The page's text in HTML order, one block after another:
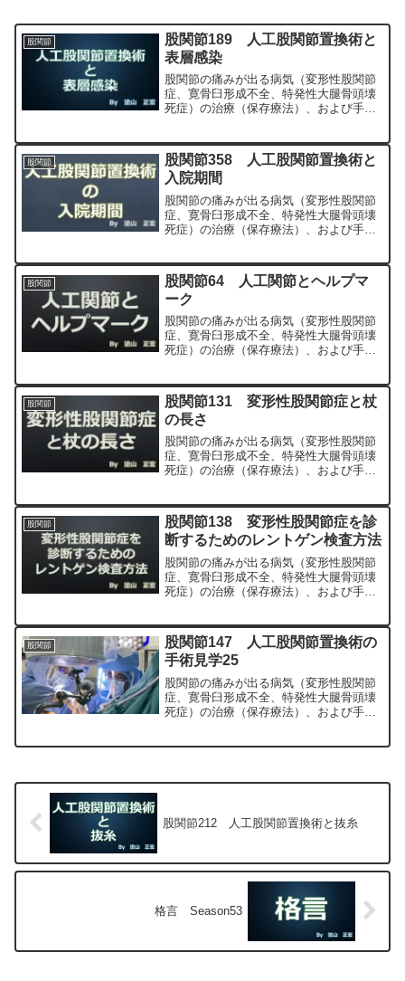
股関節
股関節189 人工股関節置換術と
表層感染
股関節の痛みが出る病気（変形性股関節
症、寛骨臼形成不全、特発性大腿骨頭壊
死症）の治療（保存療法）、および手術
科専門医（人工関節手術を専門）の塗山
正宏が色々と説明します。
股関節
股関節358 人工股関節置換術と
入院期間
股関節の痛みが出る病気（変形性股関節
症、寛骨臼形成不全、特発性大腿骨頭壊
死症）の治療（保存療法）、および手術
科専門医（人工関節手術を専門）の塗山
正宏が色々と説明します。
股関節
股関節64 人工関節とヘルプマ
ーク
股関節の痛みが出る病気（変形性股関節
症、寛骨臼形成不全、特発性大腿骨頭壊
死症）の治療（保存療法）、および手術
科専門医（人工関節手術を専門）の塗山
正宏が色々と説明します。
股関節
股関節131 変形性股関節症と杖
の長さ
股関節の痛みが出る病気（変形性股関節
症、寛骨臼形成不全、特発性大腿骨頭壊
死症）の治療（保存療法）、および手術
科専門医（人工関節手術を専門）の塗山
正宏が色々と説明します。
股関節
股関節138 変形性股関節症を診
断するためのレントゲン検査方法
股関節の痛みが出る病気（変形性股関節
症、寛骨臼形成不全、特発性大腿骨頭壊
死症）の治療（保存療法）、および手術
科専門医（人工関節手術を専門）の塗山
正宏が色々と説明します。
股関節
股関節147 人工股関節置換術の
手術見学25
股関節の痛みが出る病気（変形性股関節
症、寛骨臼形成不全、特発性大腿骨頭壊
死症）の治療（保存療法）、および手術
股関節212 人工股関節置換術と抜糸
格言 Season53